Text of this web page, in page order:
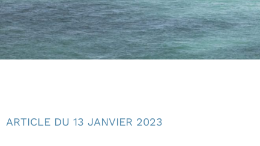
ARTICLE DU 13 JANVIER 2023